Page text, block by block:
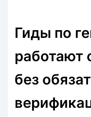
Гиды по
работают
без